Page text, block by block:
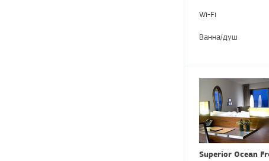
Wi-Fi
Ванна/душ
Superior Ocean